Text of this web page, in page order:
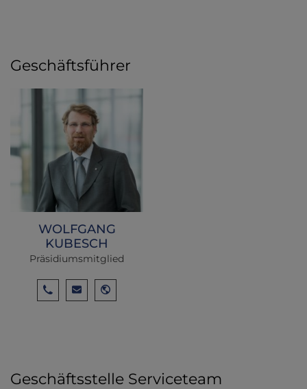
Geschäftsführer
WOLFGANG
KUBESCH
Präsidiumsmitglied
Geschäftsstelle Serviceteam